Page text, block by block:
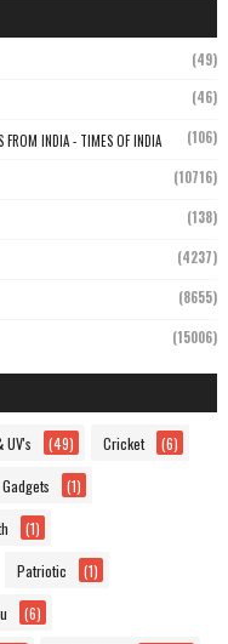
(49)
(46)
FROM INDIA - TIMES OF INDIA (106)
(10716)
(138)
(4237)
(8655)
(15006)
UV's (49) Cricket (6)
Gadgets (1)
(1)
Patriotic (1)
(6)